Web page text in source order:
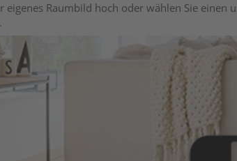
eigenes Raumbild hoch oder wählen Sie